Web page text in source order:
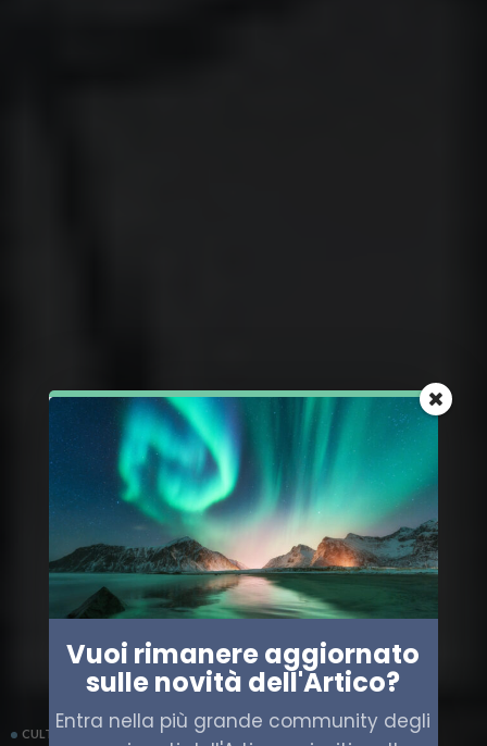
CULTURA INTERVISTE
Vuoi rimanere aggiornato
sulle novità dell'Artico?
Entra nella più grande community degli